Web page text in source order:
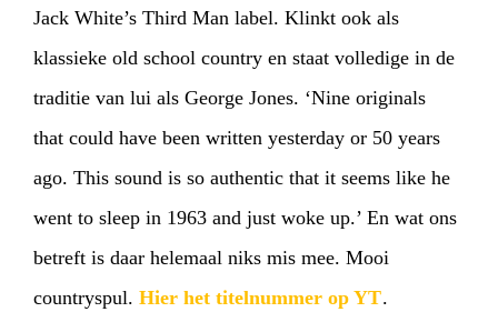
Jack White’s Third Man label. Klinkt ook als
klassieke old school country en staat volledige in de
traditie van lui als George Jones. ‘Nine originals
that could have been written yesterday or 50 years
ago. This sound is so authentic that it seems like he
went to sleep in 1963 and just woke up.’ En wat ons
betreft is daar helemaal niks mis mee. Mooi
countryspul. Hier het titelnummer op YT.